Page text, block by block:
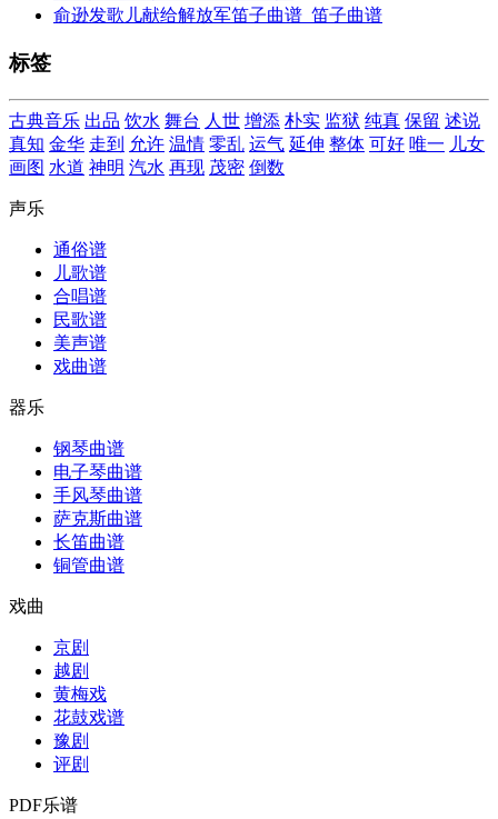
俞逊发歌儿献给解放军笛子曲谱_笛子曲谱
标签
古典音乐 出品 饮水 舞台 人世 增添 朴实 监狱 纯真 保留 述说
真知 金华 走到 允许 温情 零乱 运气 延伸 整体 可好 唯一 儿女
画图 水道 神明 汽水 再现 茂密 倒数
声乐
通俗谱
儿歌谱
合唱谱
民歌谱
美声谱
戏曲谱
器乐
钢琴曲谱
电子琴曲谱
手风琴曲谱
萨克斯曲谱
长笛曲谱
铜管曲谱
戏曲
京剧
越剧
黄梅戏
花鼓戏谱
豫剧
评剧
PDF乐谱